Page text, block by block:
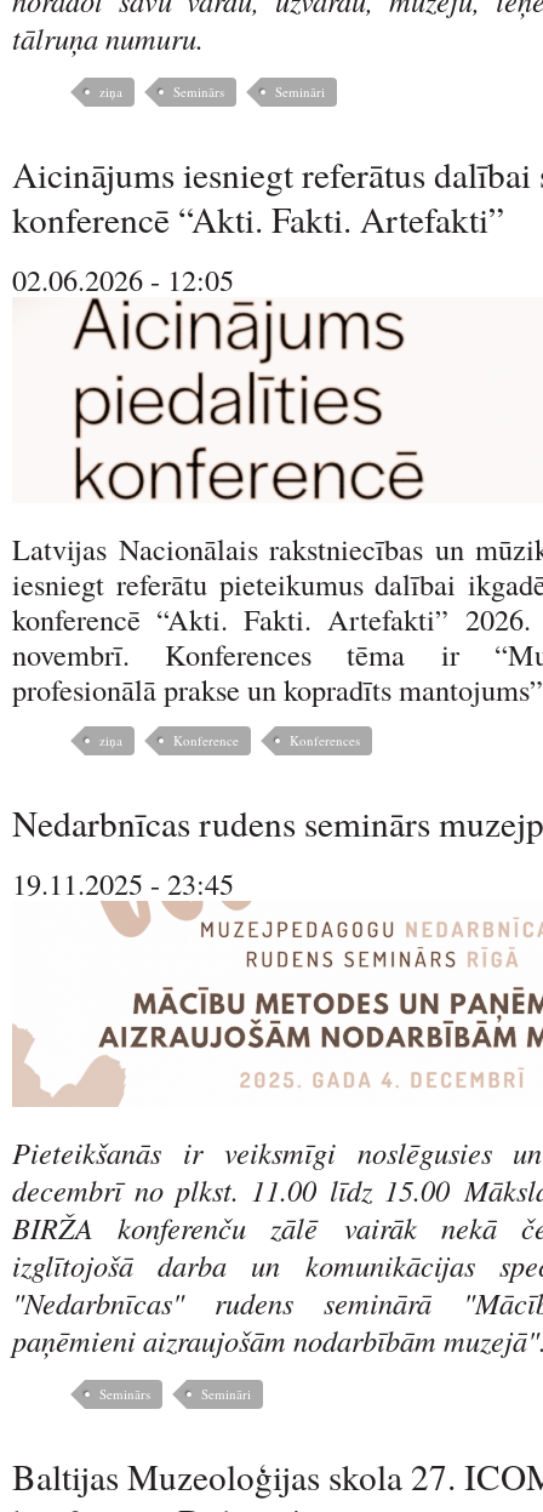
tālruņa numuru.
ziņa Seminārs Semināri
Aicinājums iesniegt referātus dalībai
konferencē “Akti. Fakti. Artefakti”
02.06.2026 - 12:05
Latvijas Nacionālais rakstniecības un
iesniegt referātu pieteikumus dalībai
konferencē “Akti. Fakti. Artefakti”
novembrī. Konferences tēma ir
profesionālā prakse un kopradīts
ziņa Konference Konferences
Nedarbnīcas rudens seminārs
19.11.2025 - 23:45
Pieteikšanās ir veiksmīgi noslēgusies
decembrī no plkst. 11.00 līdz 15.00
BIRŽA konferenču zālē vairāk nekā
izglītojošā darba un komunikācijas
"Nedarbnīcas" rudens seminārā
paņēmieni aizraujošām nodarbībām
Seminārs Semināri
Baltijas Muzeoloģijas skola 27.